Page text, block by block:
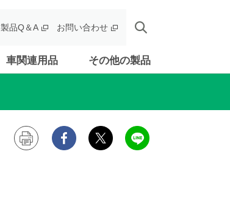
車関連用品 その他の製品
製品Q＆A お問い合わせ